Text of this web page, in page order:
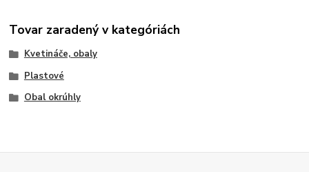
Tovar zaradený v kategóriách
Kvetináče, obaly
Plastové
Obal okrúhly